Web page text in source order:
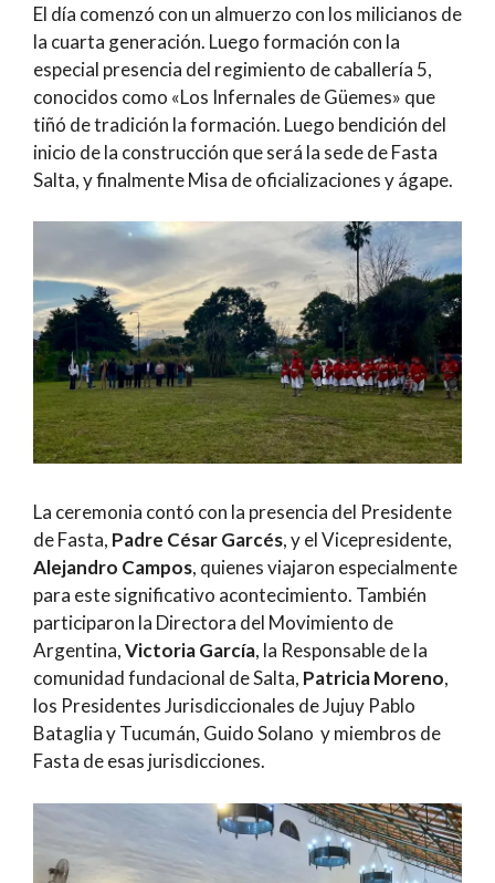
El día comenzó con un almuerzo con los milicianos de
la cuarta generación. Luego formación con la
especial presencia del regimiento de caballería 5,
conocidos como «Los Infernales de Güemes» que
tiñó de tradición la formación. Luego bendición del
inicio de la construcción que será la sede de Fasta
Salta, y finalmente Misa de oficializaciones y ágape.
La ceremonia contó con la presencia del Presidente
de Fasta, Padre César Garcés, y el Vicepresidente,
Alejandro Campos, quienes viajaron especialmente
para este significativo acontecimiento. También
participaron la Directora del Movimiento de
Argentina,Victoria García, la Responsable de la
comunidad fundacional de Salta, Patricia Moreno,
los Presidentes Jurisdiccionales de Jujuy Pablo
Bataglia y Tucumán, Guido Solano y miembros de
Fasta de esas jurisdicciones.